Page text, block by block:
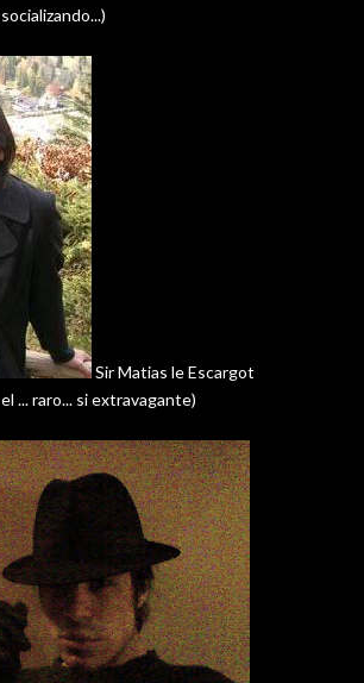
SirMatias leEscargot
... raro... si extravagante)